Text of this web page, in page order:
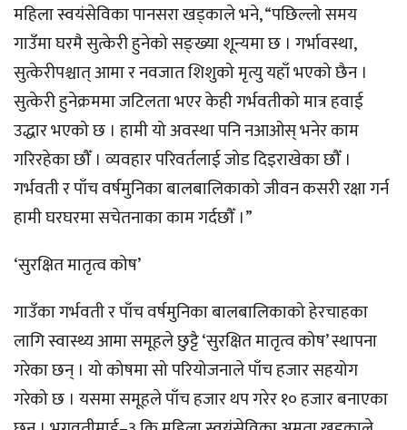
महिला स्वयंसेविका पानसरा खड्काले भने, “पछिल्लो समय
गाउँमा घरमै सुत्केरी हुनेको सङ्ख्या शून्यमा छ । गर्भावस्था,
सुत्केरीपश्चात् आमा र नवजात शिशुको मृत्यु यहाँ भएको छैन ।
सुत्केरी हुनेक्रममा जटिलता भएर केही गर्भवतीको मात्र हवाई
उद्धार भएको छ । हामी यो अवस्था पनि नआओस् भनेर काम
गरिरहेका छौँ । व्यवहार परिवर्तलाई जोड दिइराखेका छौँ ।
गर्भवती र पाँच वर्षमुनिका बालबालिकाको जीवन कसरी रक्षा गर्न
हामी घरघरमा सचेतनाका काम गर्दछौँ ।”
‘सुरक्षित मातृत्व कोष’
गाउँका गर्भवती र पाँच वर्षमुनिका बालबालिकाको हेरचाहका
लागि स्वास्थ्य आमा समूहले छुट्टै ‘सुरक्षित मातृत्व कोष’ स्थापना
गरेका छन् । यो कोषमा सो परियोजनाले पाँच हजार सहयोग
गरेको छ । यसमा समूहले पाँच हजार थप गरेर १० हजार बनाएका